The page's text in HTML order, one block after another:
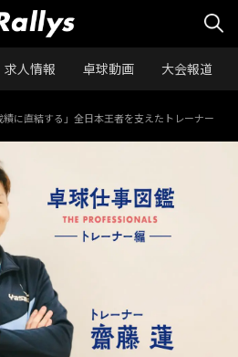
求人情報 卓球動画 大会報道
績に直結する」全日本王者を支えたトレーナー